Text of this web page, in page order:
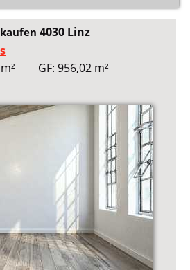
4030 Linz
GF: 956,02 m²